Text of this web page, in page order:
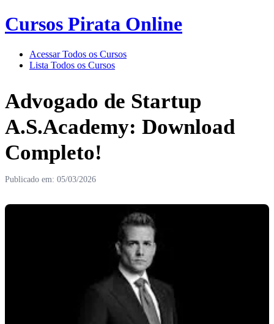
Cursos Pirata Online
Acessar Todos os Cursos
Lista Todos os Cursos
Advogado de Startup
A.S.Academy: Download
Completo!
Publicado em: 05/03/2026